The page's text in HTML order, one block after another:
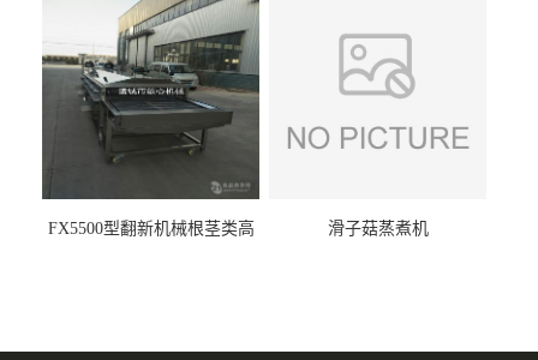
FX5500型翻新机械根茎类高
滑子菇蒸煮机